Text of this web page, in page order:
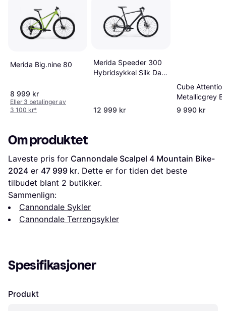
Merida Big.nine 80
8 999 kr
Eller 3 betalinger av
3 100 kr*
Merida Speeder 300
Hybridsykkel Silk Dark
12 999 kr
Cube
Metallicgrey
Hardtail
9 990 kr
Om produktet
Laveste pris for Cannondale Scalpel 4 Mountain Bike-
2024 er 47 999 kr. Dette er for tiden det beste
tilbudet blant 2 butikker.
Sammenlign:
Cannondale Sykler
Cannondale Terrengsykler
Spesifikasjoner
Produkt